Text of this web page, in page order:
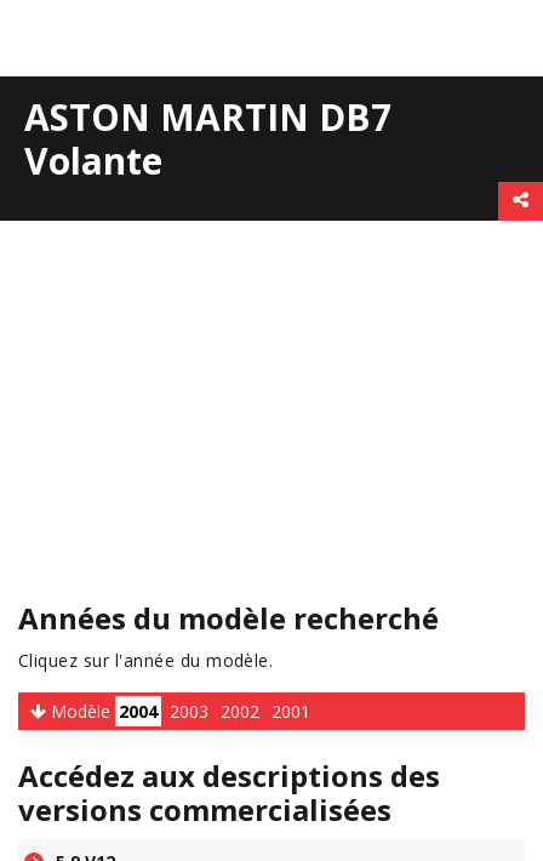
ASTON MARTIN DB7
Volante
Années du modèle recherché
Cliquez sur l'année du modèle.
Modèle 2004 2003 2002 2001
Accédez aux descriptions des
versions commercialisées